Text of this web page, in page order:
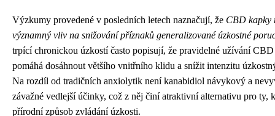
Výzkumy provedené v posledních letech naznačují, že CBD kapky
významný vliv na snižování příznaků generalizované úzkostné
trpící chronickou úzkostí často popisují, že pravidelné užívání
pomáhá dosáhnout většího vnitřního klidu a snížit intenzitu
Na rozdíl od tradičních anxiolytik není kanabidiol návykový a
závažné vedlejší účinky, což z něj činí atraktivní alternativu pro ty,
přírodní způsob zvládání úzkosti.